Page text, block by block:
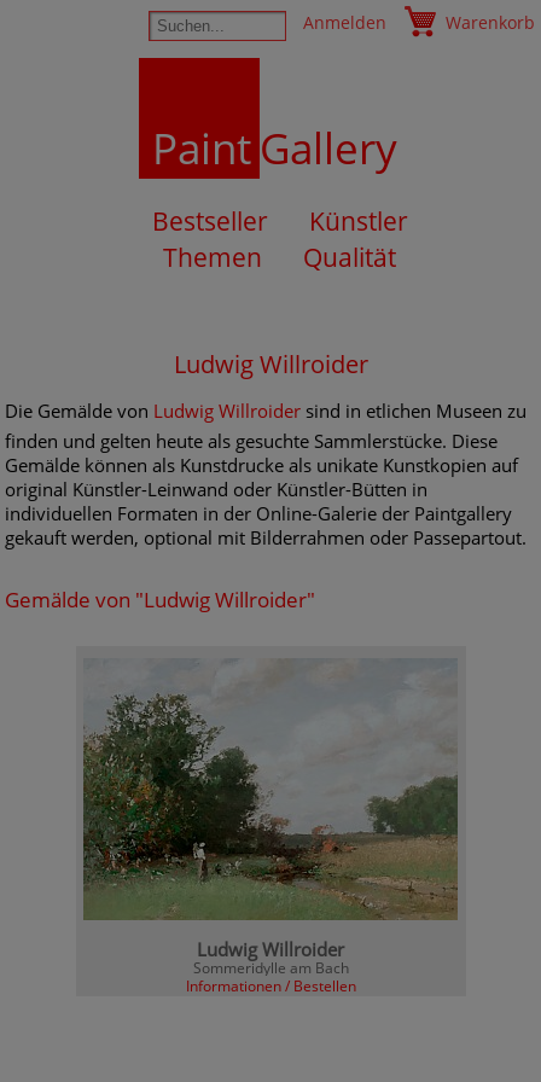
Anmelden Warenkorb
PaintGallery
Bestseller
Künstler
Themen
Qualität
Ludwig Willroider
Die Gemälde von Ludwig Willroider sind in etlichen Museen zu
finden und gelten heute als gesuchte Sammlerstücke. Diese
Gemälde können als Kunstdrucke als unikate Kunstkopien auf
original Künstler-Leinwand oder Künstler-Bütten in
individuellen Formaten in der Online-Galerie der Paintgallery
gekauft werden, optional mit Bilderrahmen oder Passepartout.
Gemälde von "Ludwig Willroider"
Ludwig Willroider
Sommeridylle am Bach
Informationen / Bestellen